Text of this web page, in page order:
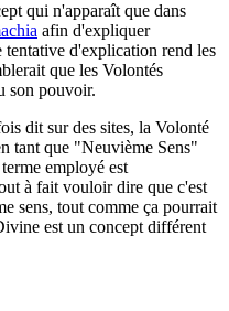
qui n'apparaît que dans
afin d'expliquer
tentative d'explication rend les
que les Volontés
son pouvoir.
dit sur des sites, la Volonté
tant que "Neuvième Sens"
employé est
à fait vouloir dire que c'est
sens, tout comme ça pourrait
est un concept différent